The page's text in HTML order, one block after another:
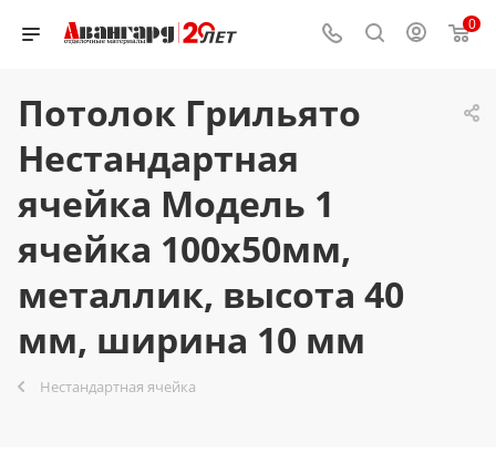
0
Потолок Грильято
Нестандартная
ячейка Модель 1
ячейка 100х50мм,
металлик, высота 40
мм, ширина 10 мм
Нестандартная ячейка